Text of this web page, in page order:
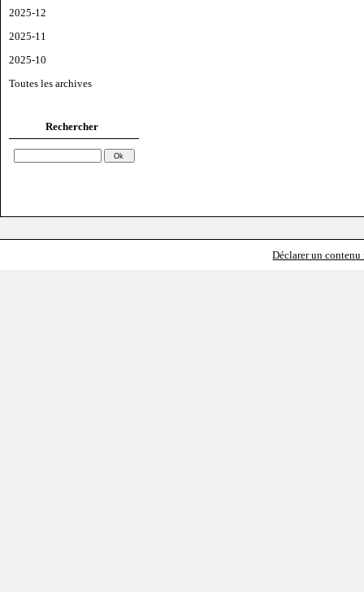
2025-12
2025-11
2025-10
Toutes les archives
Rechercher
Déclarer un